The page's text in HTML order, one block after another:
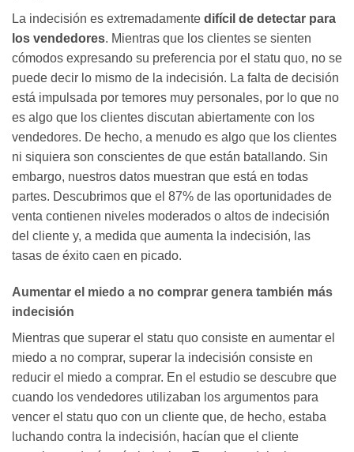
La indecisión es extremadamente difícil de detectar para
los vendedores. Mientras que los clientes se sienten
cómodos expresando su preferencia por el statu quo, no se
puede decir lo mismo de la indecisión. La falta de decisión
está impulsada por temores muy personales, por lo que no
es algo que los clientes discutan abiertamente con los
vendedores. De hecho, a menudo es algo que los clientes
ni siquiera son conscientes de que están batallando. Sin
embargo, nuestros datos muestran que está en todas
partes. Descubrimos que el 87% de las oportunidades de
venta contienen niveles moderados o altos de indecisión
del cliente y, a medida que aumenta la indecisión, las
tasas de éxito caen en picado.
Aumentar el miedo a no comprar genera también más
indecisión
Mientras que superar el statu quo consiste en aumentar el
miedo a no comprar, superar la indecisión consiste en
reducir el miedo a comprar. En el estudio se descubre que
cuando los vendedores utilizaban los argumentos para
vencer el statu quo con un cliente que, de hecho, estaba
luchando contra la indecisión, hacían que el cliente